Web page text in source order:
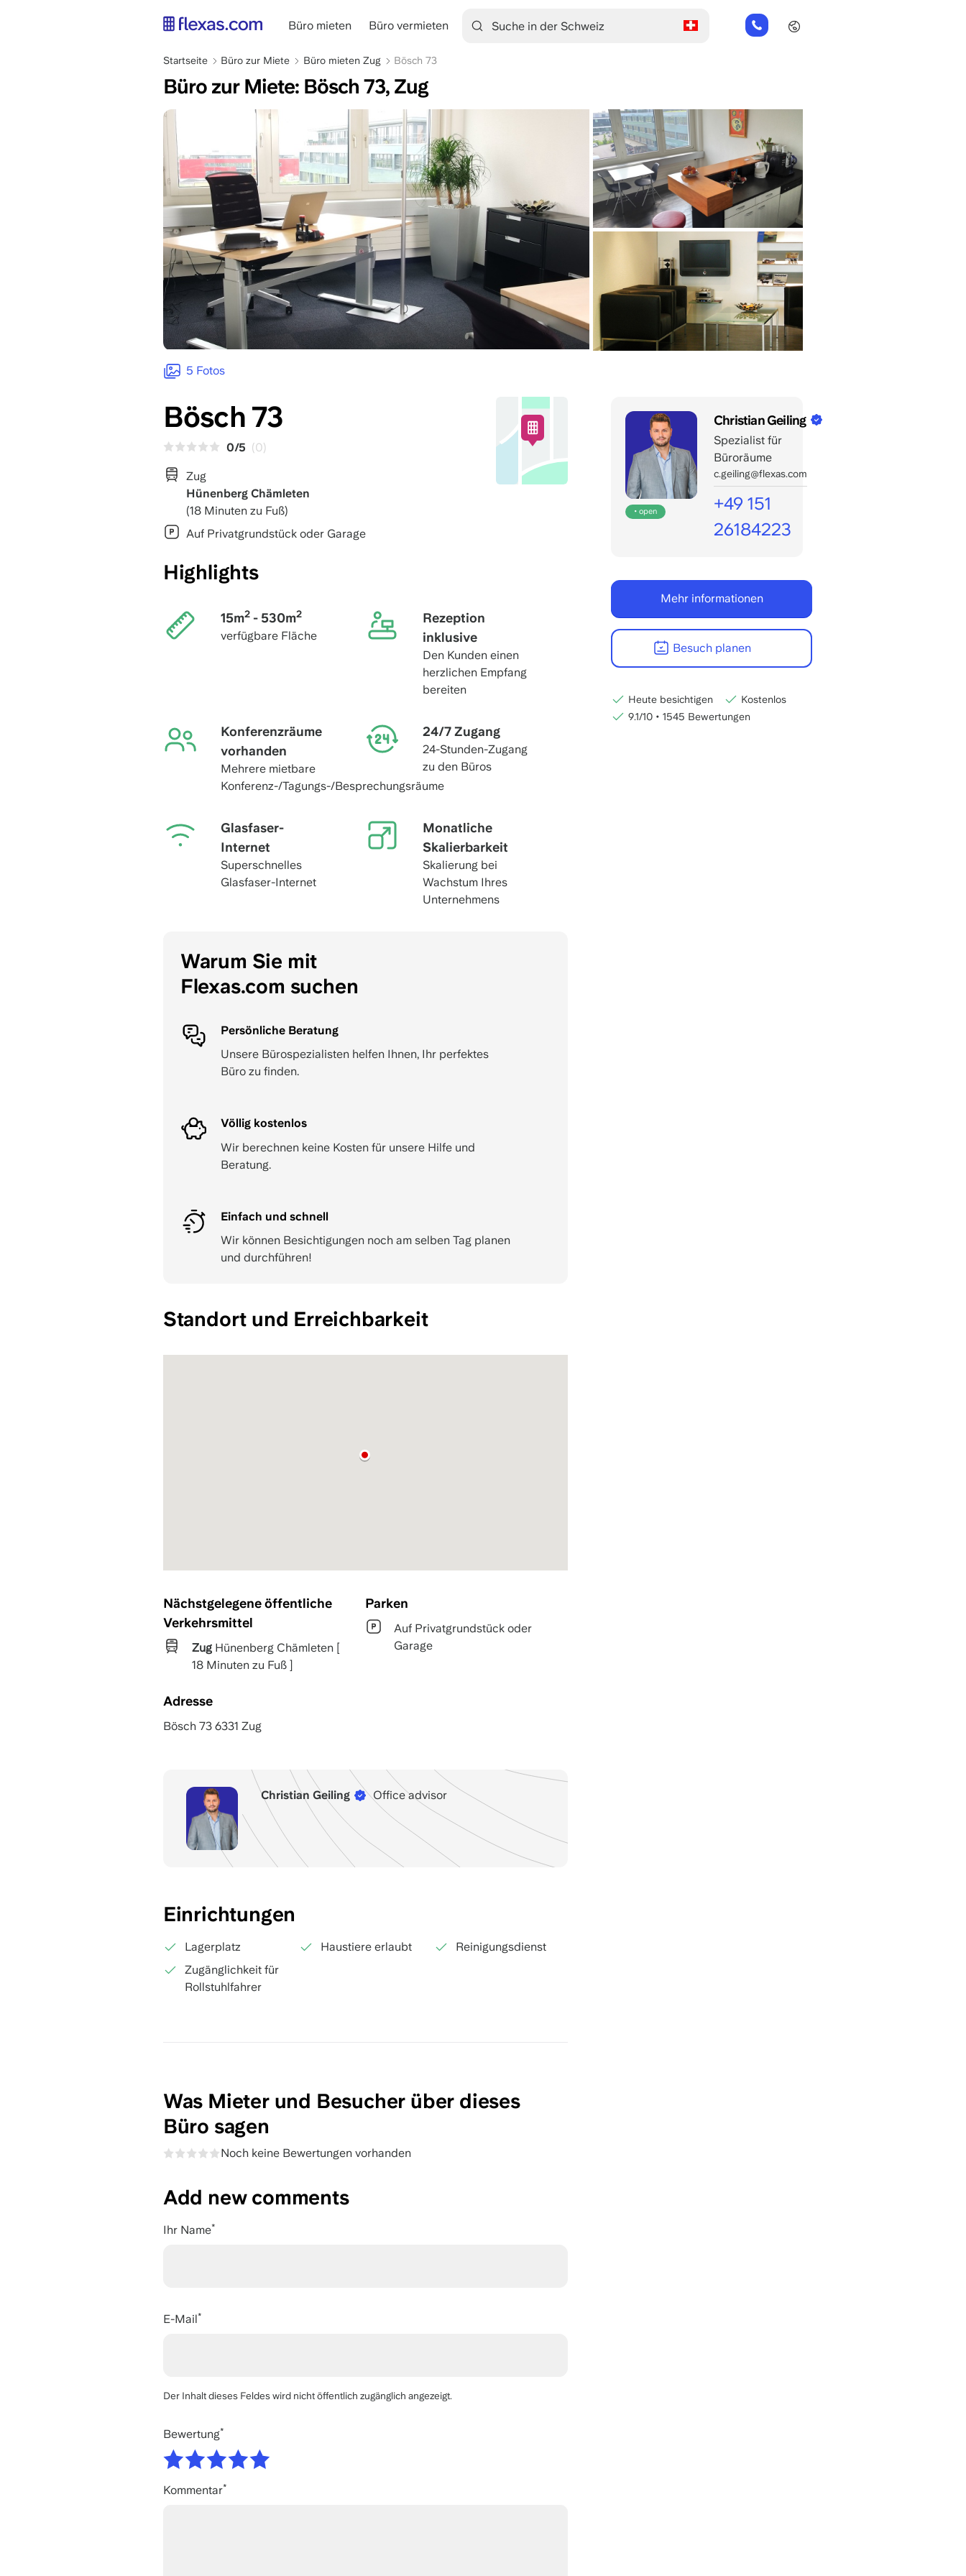
main
DE
Büro mieten Büro vermieten
+49
151
Pfadnavigation
Startseite Büro zur Miete Büro mieten Zug Bösch 73
Büro zur Miete: Bösch 73, Zug
5 Fotos
Bösch 73
0/5 (0)
Zug
Hünenberg Chämleten
(18 Minuten zu Fuß)
Auf Privatgrundstück oder Garage
Highlights
15m2- 530m2
verfügbare Fläche
Rezeption
inklusive
Den Kunden einen
herzlichen Empfang
bereiten
Konferenzräume
vorhanden
Mehrere mietbare
Konferenz-/Tagungs-/Besprechungsräume
24/7 Zugang
24-Stunden-Zugang
zu den Büros
Glasfaser-
Internet
Superschnelles
Glasfaser-Internet
Monatliche
Skalierbarkeit
Skalierung bei
Wachstum Ihres
Unternehmens
Warum Sie mit
Flexas.com suchen
Persönliche Beratung
Unsere Bürospezialisten helfen Ihnen, Ihr perfektes
Büro zu finden.
Völlig kostenlos
Wir berechnen keine Kosten für unsere Hilfe und
Beratung.
Einfach und schnell
Wir können Besichtigungen noch am selben Tag planen
und durchführen!
Standort und Erreichbarkeit
Nächstgelegene öffentliche
Verkehrsmittel
ZugHünenberg Chämleten [
18 Minuten zu Fuß ]
Parken
Auf Privatgrundstück oder
Garage
Adresse
Bösch 73 6331 Zug
Christian Geiling Office advisor
Einrichtungen
Lagerplatz Haustiere erlaubt
Reinigungsdienst
Zugänglichkeit für
Rollstuhlfahrer
Was Mieter und Besucher über dieses
Büro sagen
Noch keine Bewertungen vorhanden
Add new comments
Ihr Name
E-Mail
Der Inhalt dieses Feldes wird nicht öffentlich zugänglich angezeigt.
Bewertung
Kommentar
• open
Christian Geiling
Spezialist für
Büroräume
c.geiling@flexas.com
+49 151
26184223
Mehr informationen
Besuch planen
Heute besichtigen
Kostenlos
9.1/10 • 1545 Bewertungen